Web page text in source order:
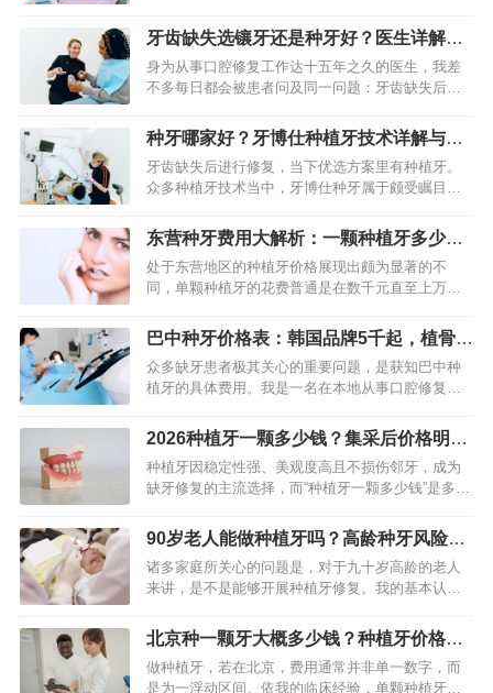
做出种植牙这种选择，得全面考量医院资质、医生
技术、种植体品牌以及术后维…
牙齿缺失选镶牙还是种牙好？医生详解二
者区别与适合人群
身为从事口腔修复工作达十五年之久的医生，我差
不多每日都会被患者问及同一问题：牙齿缺失后，
选一的抉择，两种技术各自有着清晰明确的适用情
形以及优点与缺点，关键之…
种牙哪家好？牙博仕种植牙技术详解与适
用人群
牙齿缺失后进行修复，当下优选方案里有种植牙。
众多种植牙技术当中，牙博仕种牙属于颇受瞩目的
关注意思。它主要是通过植入人工牙根这种办法，
进而切实恢复牙齿的功能以…
东营种牙费用大解析：一颗种植牙多少
钱？主要看这三部分
处于东营地区的种植牙价格展现出颇为显著的不
同，单颗种植牙的花费普通是在数千元直至上万元
研的工作者，我清楚知晓这个价格背后可不是仅仅
一个单纯的数字，而是众多因…
巴中种牙价格表：韩国品牌5千起，植骨加
钱
众多缺牙患者极其关心的重要问题，是获知巴中种
植牙的具体费用。我是一名在本地从事口腔修复工
丰富，对当地市场价格情况，以及各类技术选择，
有着深入而详实的了解。…
2026种植牙一颗多少钱？集采后价格明细
+省钱技巧
种植牙因稳定性强、美观度高且不损伤邻牙，成为
缺牙修复的主流选择，而“种植牙一颗多少钱”是多数
面落地，叠加地方医保补贴，单颗种植牙价格较往
年大幅下降，目前…
90岁老人能做种植牙吗？高龄种牙风险与
条件评估
诸多家庭所关心的问题是，对于九十岁高龄的老人
来讲，是不是能够开展种植牙修复。我的基本认知
况，重点在于老人的整体健康情形、口腔状况以及
能不能承受手术。现代口腔医…
北京种一颗牙大概多少钱？种植牙价格明
细与影响因素
做种植牙，若在北京，费用通常并非单一数字，而
是为一浮动区间。依我的临床经验，单颗种植牙的